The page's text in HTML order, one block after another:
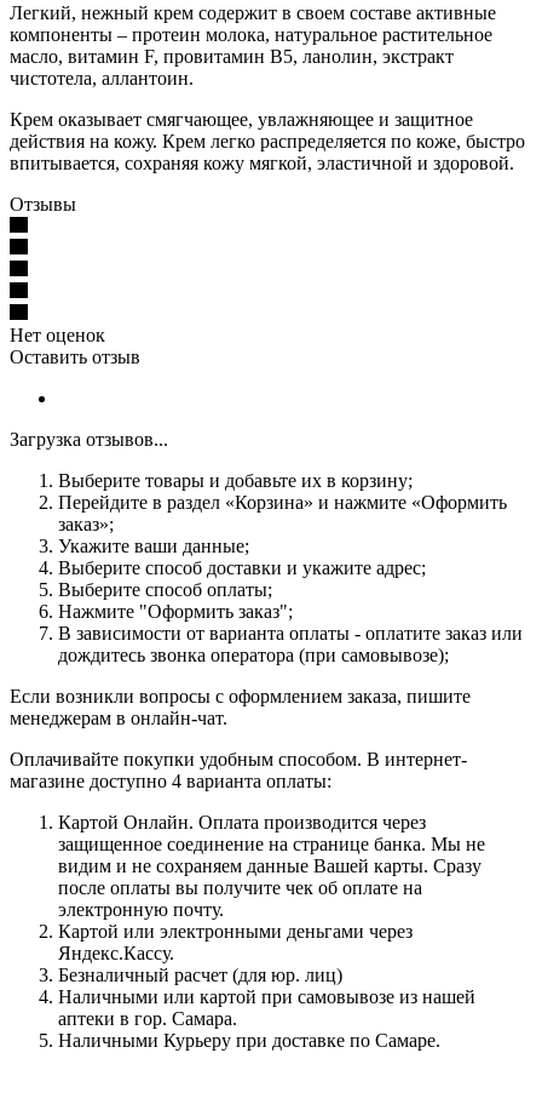
Легкий, нежный крем содержит в своем составе активные
компоненты – протеин молока, натуральное растительное
масло, витамин F, провитамин В5, ланолин, экстракт
чистотела, аллантоин.
Крем оказывает смягчающее, увлажняющее и защитное
действия на кожу. Крем легко распределяется по коже, быстро
впитывается, сохраняя кожу мягкой, эластичной и здоровой.
Отзывы
Нет оценок
Оставить отзыв
Загрузка отзывов...
Выберите товары и добавьте их в корзину;
Перейдите в раздел «Корзина» и нажмите «Оформить
заказ»;
Укажите ваши данные;
Выберите способ доставки и укажите адрес;
Выберите способ оплаты;
Нажмите "Оформить заказ";
В зависимости от варианта оплаты - оплатите заказ или
дождитесь звонка оператора (при самовывозе);
Если возникли вопросы с оформлением заказа, пишите
менеджерам в онлайн-чат.
Оплачивайте покупки удобным способом. В интернет-
магазине доступно 4 варианта оплаты:
Картой Онлайн. Оплата производится через
защищенное соединение на странице банка. Мы не
видим и не сохраняем данные Вашей карты. Сразу
после оплаты вы получите чек об оплате на
электронную почту.
Картой или электронными деньгами через
Яндекс.Кассу.
Безналичный расчет (для юр. лиц)
Наличными или картой при самовывозе из нашей
аптеки в гор. Самара.
Наличными Курьеру при доставке по Самаре.